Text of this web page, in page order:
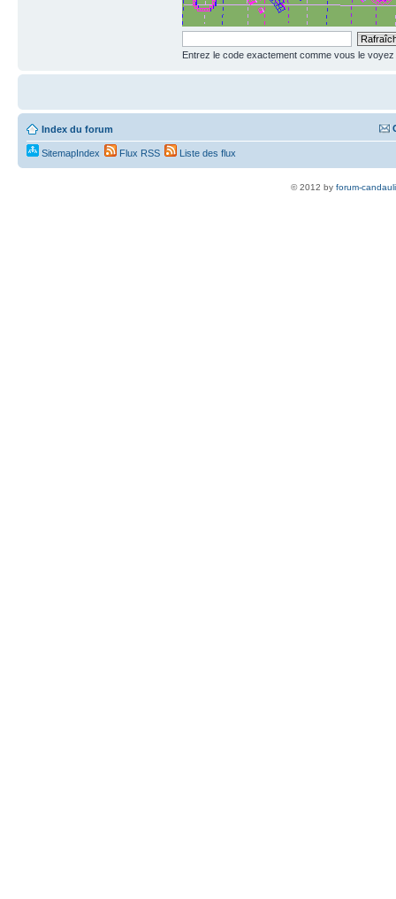
Entrez le code exactement comme vous le
Index du forum
SitemapIndex Flux RSS Liste des flux
© 2012 by forum-